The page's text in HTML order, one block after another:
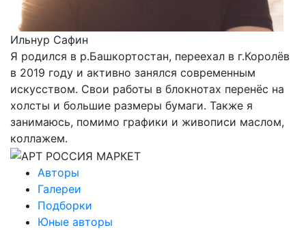
Ильнур Сафин
Я родился в р.Башкортостан, переехал в г.Королёв
в 2019 году и активно занялся современным
искусством. Свои работы в блокнотах перенёс на
холсты и большие размеры бумаги. Также я
занимаюсь, помимо графики и живописи маслом,
коллажем.
Авторы
Галереи
Подборки
Юные авторы